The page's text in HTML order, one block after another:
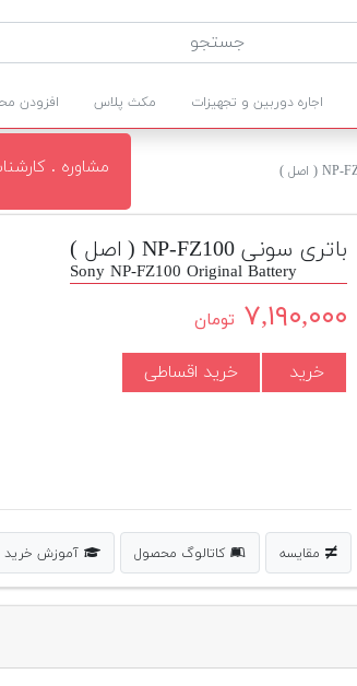
اجاره دوربین و تجهیزات مکث پلاس افزودن
مشاوره .
باتری سونی NP-FZ100 ( اصل )
Sony NP-FZ100 Original Battery
۷,۱۹۰,۰۰۰ تومان
خرید خرید اقساطی
مقایسه کاتالوگ محصول آموزش خرید